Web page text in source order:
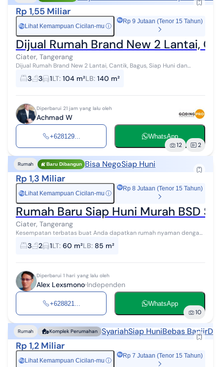
Rp 1,55 Miliar
Rp Lihat Kemampuan Cicilan-mu ⓘ
Rp 9 Jutaan (Tenor 15 Tahun)
Dijual Rumah Brand New 2 Lantai,
Ciater, Tangerang
Dijual Rumah Brand New 2 Lantai, Cantik, Bagus, Siap Huni dan
Murah di Perumahan Ciater Permai Serpong Tangerang Selatan LT
104 m2 LB 140 m2 KT 3...
3 3 1LT: 104 m²LB: 140 m²
Diperbarui 21 jam yang lalu oleh
Achmad W
+628129... WhatsApp
12 2
Rumah Baru Dibangun Bisa NegoSiap Huni
Rp 1,3 Miliar
Rp Lihat Kemampuan Cicilan-mu ⓘ
Rp 8 Jutaan (Tenor 15 Tahun)
Rumah Baru Siap Huni Murah BSD
Ciater, Tangerang
Kesempatan terbatas buat Anda dapatkan rumah nyaman dengan
return investasi tinggi di Ciater, Tangerang. Rumah ini menawarkan
lokasi yang strategi...
3 2 1LT: 60 m²LB: 85 m²
Diperbarui 1 hari yang lalu oleh
Alex Lexsmono Independen
+628821... WhatsApp
10
Rumah Komplek Perumahan SyariahSiap HuniBebas Banjir
Rp 1,2 Miliar
Rp Lihat Kemampuan Cicilan-mu ⓘ
Rp 7 Jutaan (Tenor 15 Tahun)